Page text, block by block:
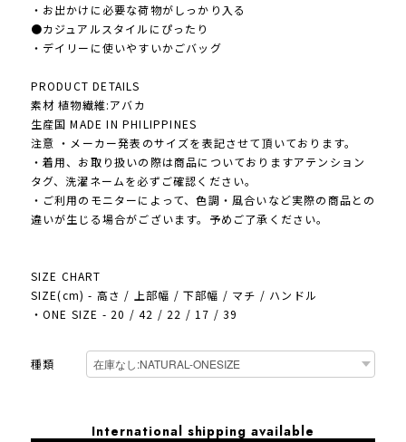
・お出かけに必要な荷物がしっかり入る
●カジュアルスタイルにぴったり
・デイリーに使いやすいかごバッグ
PRODUCT DETAILS
素材 植物繊維:アバカ
生産国 MADE IN PHILIPPINES
注意 ・メーカー発表のサイズを表記させて頂いております。
・着用、お取り扱いの際は商品についておりますアテンション
タグ、洗濯ネームを必ずご確認ください。
・ご利用のモニターによって、色調・風合いなど実際の商品との
違いが生じる場合がございます。予めご了承ください。
SIZE CHART
SIZE(cm) - 高さ / 上部幅 / 下部幅 / マチ / ハンドル
・ONE SIZE - 20 / 42 / 22 / 17 / 39
種類
International shipping available